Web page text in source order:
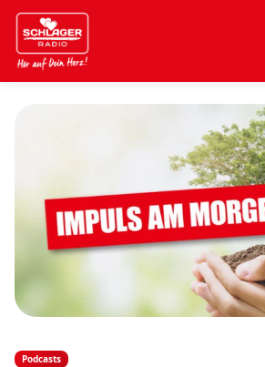
Podcasts